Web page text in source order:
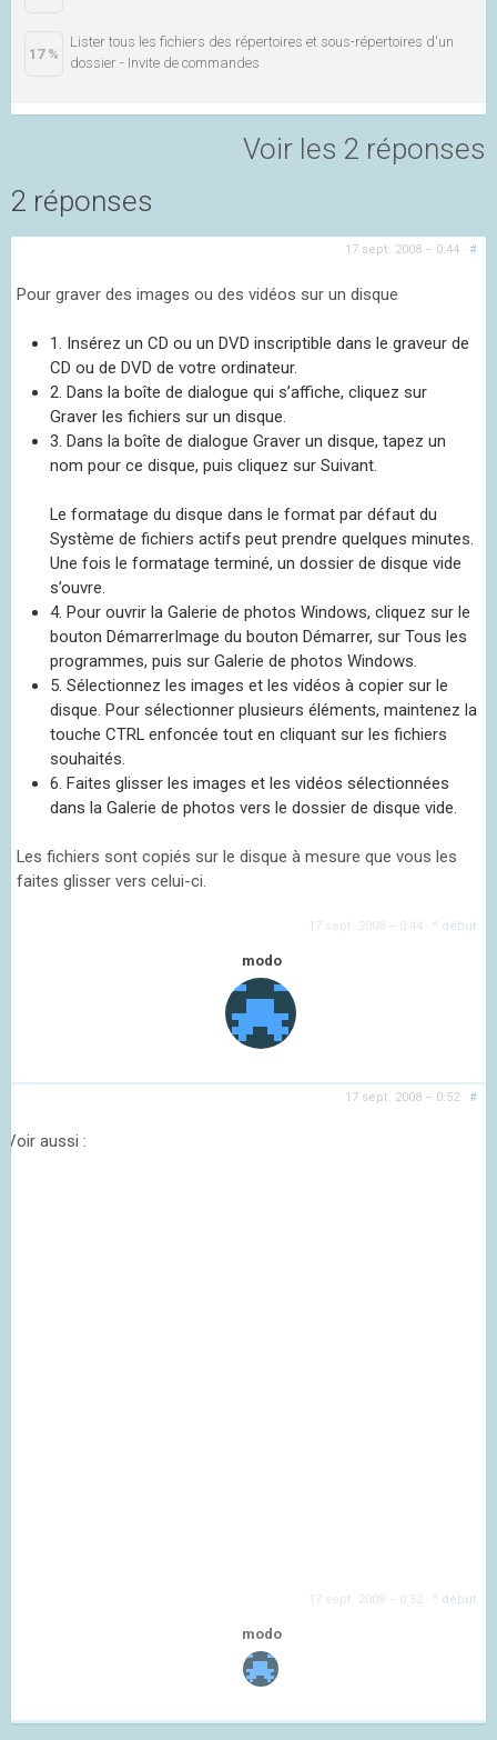
17 %
Lister tous les fichiers des répertoires et sous-répertoires d'un
dossier - Invite de commandes
Voir les 2 réponses
2 réponses
17 sept. 2008 – 0:44 · #
Pour graver des images ou des vidéos sur un disque
1. Insérez un CD ou un DVD inscriptible dans le graveur de
CD ou de DVD de votre ordinateur.
2. Dans la boîte de dialogue qui s’affiche, cliquez sur
Graver les fichiers sur un disque.
3. Dans la boîte de dialogue Graver un disque, tapez un
nom pour ce disque, puis cliquez sur Suivant.
Le formatage du disque dans le format par défaut du
Système de fichiers actifs peut prendre quelques minutes.
Une fois le formatage terminé, un dossier de disque vide
s’ouvre.
4. Pour ouvrir la Galerie de photos Windows, cliquez sur le
bouton DémarrerImage du bouton Démarrer, sur Tous les
programmes, puis sur Galerie de photos Windows.
5. Sélectionnez les images et les vidéos à copier sur le
disque. Pour sélectionner plusieurs éléments, maintenez la
touche CTRL enfoncée tout en cliquant sur les fichiers
souhaités.
6. Faites glisser les images et les vidéos sélectionnées
dans la Galerie de photos vers le dossier de disque vide.
Les fichiers sont copiés sur le disque à mesure que vous les
faites glisser vers celui-ci.
17 sept. 2008 – 0:44 ^ début
modo
17 sept. 2008 – 0:52 · #
Voir aussi :
17 sept. 2008 – 0:52 ^ début
modo